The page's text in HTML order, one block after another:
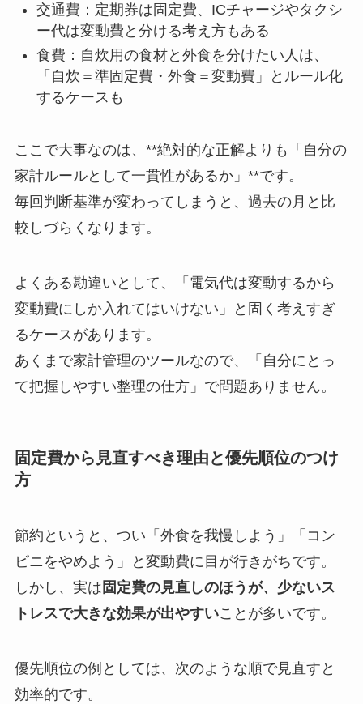
交通費：定期券は固定費、ICチャージやタクシ
ー代は変動費と分ける考え方もある
食費：自炊用の食材と外食を分けたい人は、
「自炊＝準固定費・外食＝変動費」とルール化
するケースも
ここで大事なのは、**絶対的な正解よりも「自分の
家計ルールとして一貫性があるか」**です。
毎回判断基準が変わってしまうと、過去の月と比
較しづらくなります。
よくある勘違いとして、「電気代は変動するから
変動費にしか入れてはいけない」と固く考えすぎ
るケースがあります。
あくまで家計管理のツールなので、「自分にとっ
て把握しやすい整理の仕方」で問題ありません。
固定費から見直すべき理由と優先順位のつけ
方
節約というと、つい「外食を我慢しよう」「コン
ビニをやめよう」と変動費に目が行きがちです。
しかし、実は 固定費の見直しのほうが、少ないス
トレスで大きな効果が出やすいことが多いです。
優先順位の例としては、次のような順で見直すと
効率的です。